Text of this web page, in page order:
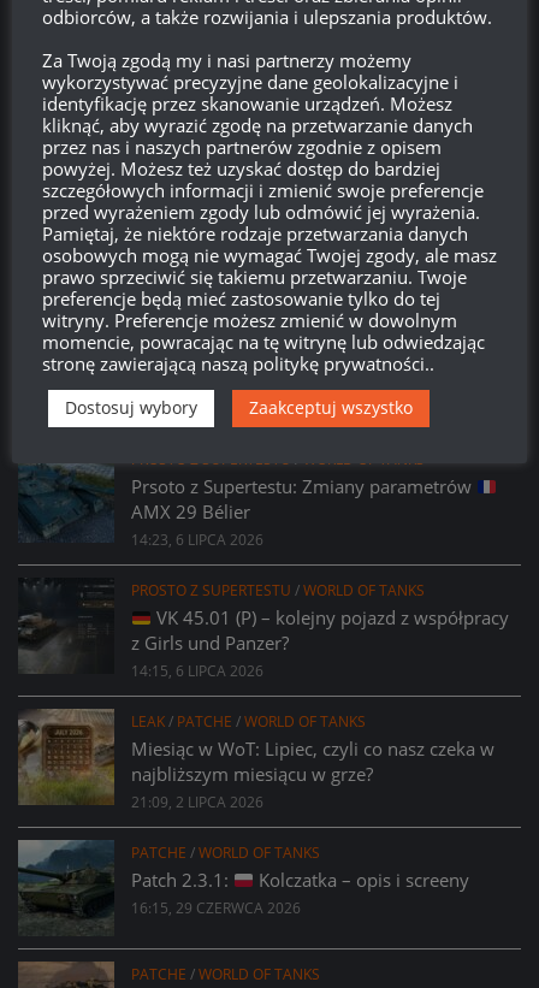
Kanał komentarzy
WordPress.org
Brakwierzchołka drzewkaod:
578
Dni
06
Godzin
58
Minut
22
Sekund
PROSTO Z SUPERTESTU / WORLD OF TANKS
Prsoto z Supertestu: Zmiany parametrów
AMX 29 Bélier
14:23, 6 LIPCA 2026
PROSTO Z SUPERTESTU /WORLD OF TANKS
VK 45.01 (P) – kolejny pojazd z współpracy
z Girls und Panzer?
14:15, 6 LIPCA 2026
LEAK/ PATCHE /WORLD OF TANKS
Miesiąc w WoT: Lipiec, czyli co nasz czeka w
najbliższym miesiącu w grze?
21:09, 2 LIPCA 2026
PATCHE /WORLD OF TANKS
Patch 2.3.1: Kolczatka – opis i screeny
16:15, 29 CZERWCA 2026
PATCHE /WORLD OF TANKS
odbiorców, a także rozwijania i ulepszania produktów.
Za Twoją zgodą my i nasi partnerzy możemy
wykorzystywać precyzyjne dane geolokalizacyjne i
identyfikację przez skanowanie urządzeń. Możesz
kliknąć, aby wyrazić zgodę na przetwarzanie danych
przez nas i naszych partnerów zgodnie z opisem
powyżej. Możesz też uzyskać dostęp do bardziej
szczegółowych informacji i zmienić swoje preferencje
przed wyrażeniem zgody lub odmówić jej wyrażenia.
Pamiętaj, że niektóre rodzaje przetwarzania danych
osobowych mogą nie wymagać Twojej zgody, ale masz
prawo sprzeciwić się takiemu przetwarzaniu. Twoje
preferencje będą mieć zastosowanie tylko do tej
witryny. Preferencje możesz zmienić w dowolnym
momencie, powracając na tę witrynę lub odwiedzając
stronę zawierającą naszą politykę prywatności..
Dostosuj wybory Zaakceptuj wszystko